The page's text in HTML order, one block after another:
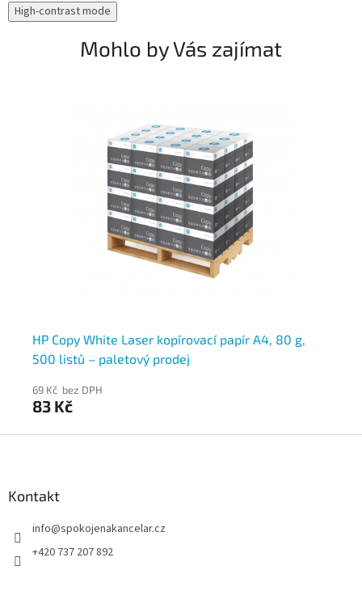
High-contrast mode
Mohlo by Vás zajímat
HP Copy White Laser kopírovací papír A4, 80 g,
500 listů – paletový prodej
69 Kč bez DPH
83 Kč
Kontakt
info@spokojenakancelar.cz
+420 737 207 892